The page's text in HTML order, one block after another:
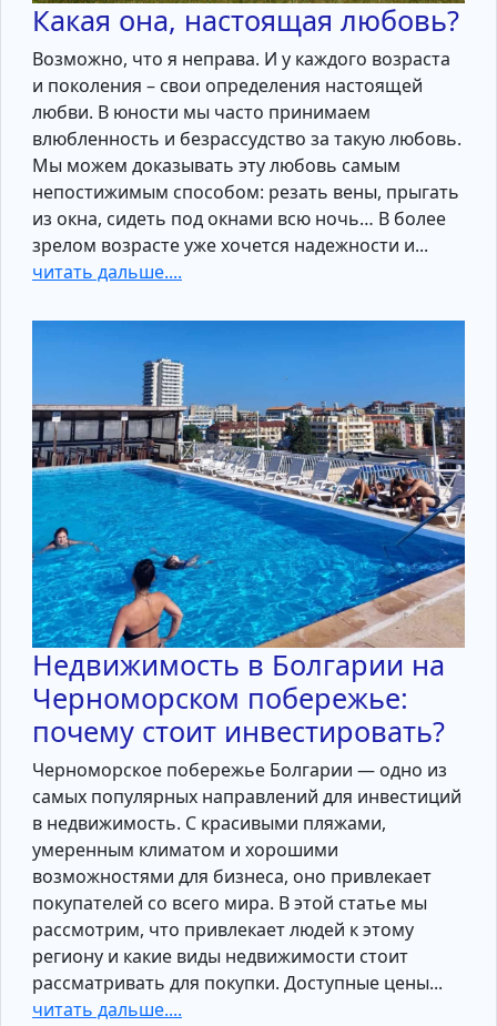
Какая она, настоящая любовь?
Возможно, что я неправа. И у каждого возраста
и поколения – свои определения настоящей
любви. В юности мы часто принимаем
влюбленность и безрассудство за такую любовь.
Мы можем доказывать эту любовь самым
непостижимым способом: резать вены, прыгать
из окна, сидеть под окнами всю ночь… В более
зрелом возрасте уже хочется надежности и...
читать дальше....
Недвижимость в Болгарии на
Черноморском побережье:
почему стоит инвестировать?
Черноморское побережье Болгарии — одно из
самых популярных направлений для инвестиций
в недвижимость. С красивыми пляжами,
умеренным климатом и хорошими
возможностями для бизнеса, оно привлекает
покупателей со всего мира. В этой статье мы
рассмотрим, что привлекает людей к этому
региону и какие виды недвижимости стоит
рассматривать для покупки. Доступные цены...
читать дальше....